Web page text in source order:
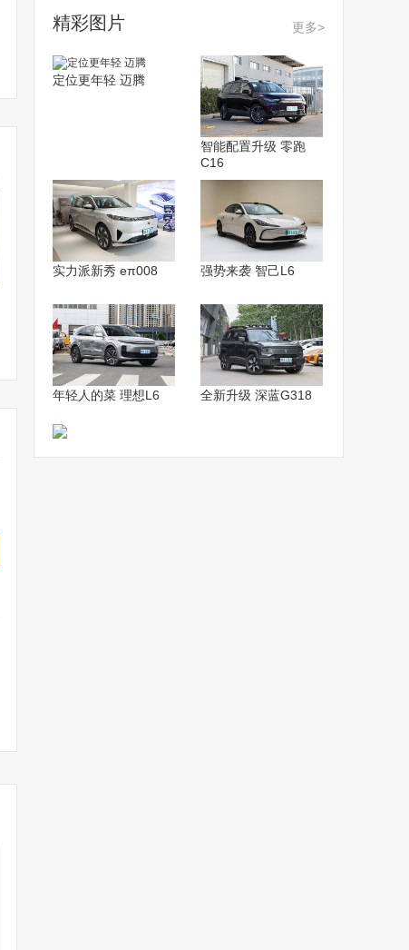
贝瑞德：优化成本，保持
布！确认10月14日全球首
精彩图片 更多>
定位更年轻 迈腾
智能配置升级 零跑
C16
实力派新秀 eπ008 强势来袭 智己L6
年轻人的菜 理想L6 全新升级 深蓝G318